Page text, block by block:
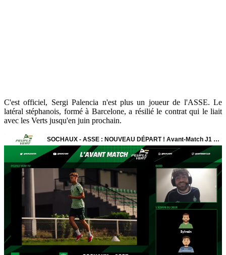
C'est officiel, Sergi Palencia n'est plus un joueur de l'ASSE. Le
latéral stéphanois, formé à Barcelone, a résilié le contrat qui le liait
avec les Verts jusqu'en juin prochain.